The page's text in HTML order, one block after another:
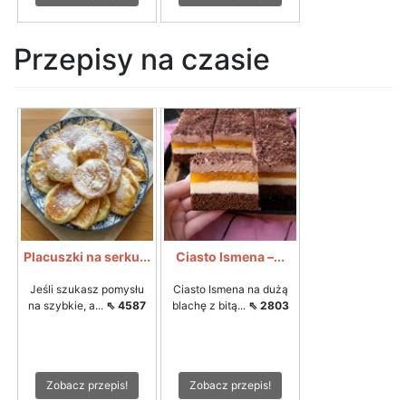
Przepisy na czasie
Placuszki na serku...
Jeśli szukasz pomysłu
na szybkie, a... ⇖ 4587
Zobacz przepis!
Ciasto Ismena –...
Ciasto Ismena na dużą
blachę z bitą... ⇖ 2803
Zobacz przepis!